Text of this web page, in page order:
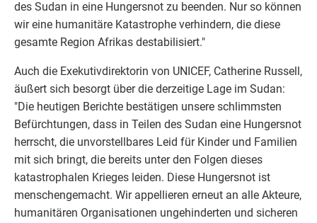
des Sudan in eine Hungersnot zu beenden. Nur so können
wir eine humanitäre Katastrophe verhindern, die diese
gesamte Region Afrikas destabilisiert."
Auch die Exekutivdirektorin von UNICEF, Catherine Russell,
äußert sich besorgt über die derzeitige Lage im Sudan:
"Die heutigen Berichte bestätigen unsere schlimmsten
Befürchtungen, dass in Teilen des Sudan eine Hungersnot
herrscht, die unvorstellbares Leid für Kinder und Familien
mit sich bringt, die bereits unter den Folgen dieses
katastrophalen Krieges leiden. Diese Hungersnot ist
menschengemacht. Wir appellieren erneut an alle Akteure,
humanitären Organisationen ungehinderten und sicheren